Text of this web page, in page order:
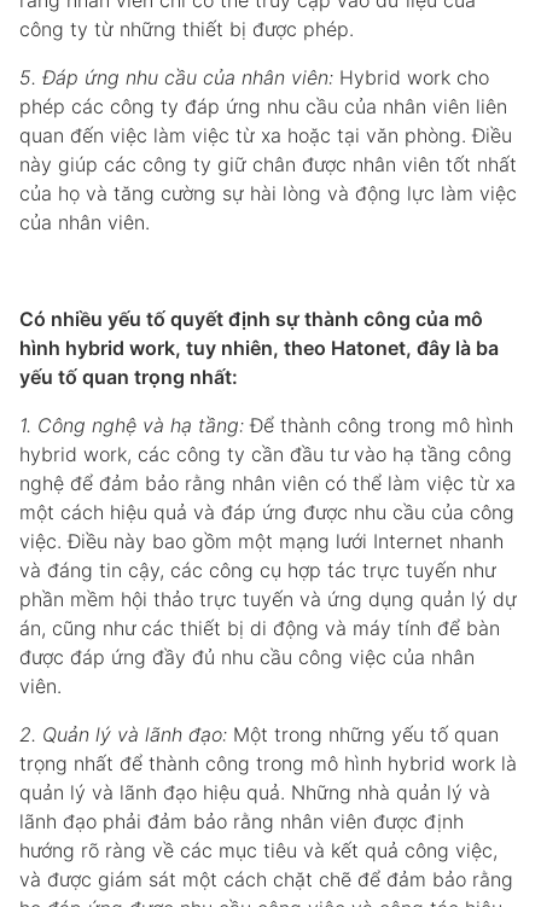
công ty từ những thiết bị được phép.
5. Đáp ứng nhu cầu của nhân viên: Hybrid work cho
phép các công ty đáp ứng nhu cầu của nhân viên liên
quan đến việc làm việc từ xa hoặc tại văn phòng. Điều
này giúp các công ty giữ chân được nhân viên tốt nhất
của họ và tăng cường sự hài lòng và động lực làm việc
của nhân viên.
Có nhiều yếu tố quyết định sự thành công của mô
hình hybrid work, tuy nhiên, theo Hatonet, đây là ba
yếu tố quan trọng nhất:
1. Công nghệ và hạ tầng: Để thành công trong mô hình
hybrid work, các công ty cần đầu tư vào hạ tầng công
nghệ để đảm bảo rằng nhân viên có thể làm việc từ xa
một cách hiệu quả và đáp ứng được nhu cầu của công
việc. Điều này bao gồm một mạng lưới Internet nhanh
và đáng tin cậy, các công cụ hợp tác trực tuyến như
phần mềm hội thảo trực tuyến và ứng dụng quản lý dự
án, cũng như các thiết bị di động và máy tính để bàn
được đáp ứng đầy đủ nhu cầu công việc của nhân
viên.
2. Quản lý và lãnh đạo: Một trong những yếu tố quan
trọng nhất để thành công trong mô hình hybrid work là
quản lý và lãnh đạo hiệu quả. Những nhà quản lý và
lãnh đạo phải đảm bảo rằng nhân viên được định
hướng rõ ràng về các mục tiêu và kết quả công việc,
và được giám sát một cách chặt chẽ để đảm bảo rằng